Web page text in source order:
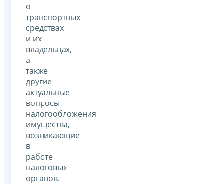
о
транспортных
средствах
и их
владельцах,
а
также
другие
актуальные
вопросы
налогообложения
имущества,
возникающие
в
работе
налоговых
органов.